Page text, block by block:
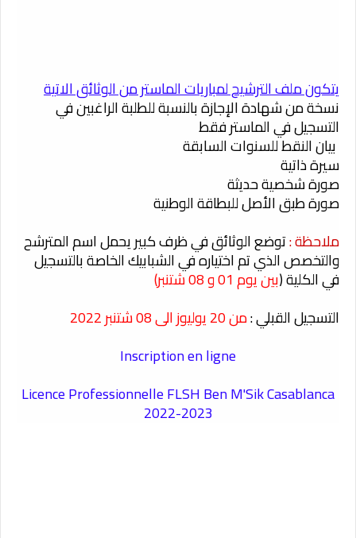
يتكون ملف الترشيح لمباريات الماستر من الوثائق الاتية
نسخة من شهادة الإجازة بالنسبة للطلبة الراغبين في
التسجيل في الماستر فقط
بيان النقط للسنوات السابقة
سيرة ذاتية
صورة شخصية حديثة
صورة طبق الأصل للبطاقة الوطنية
ملاحظة :توضع الوثائق في ظرف كبير يحمل اسم المترشح
والتخصص الذي تم اختياره في الشبابيك الخاصة بالتسجيل
في الكلية (بين يوم 01 و 08 شتنبر)
التسجيل القبلي :من 20 يوليوز الى 08 شتنبر 2022
Inscription en ligne
Licence Professionnelle FLSH Ben M'Sik Casablanca
2022-2023